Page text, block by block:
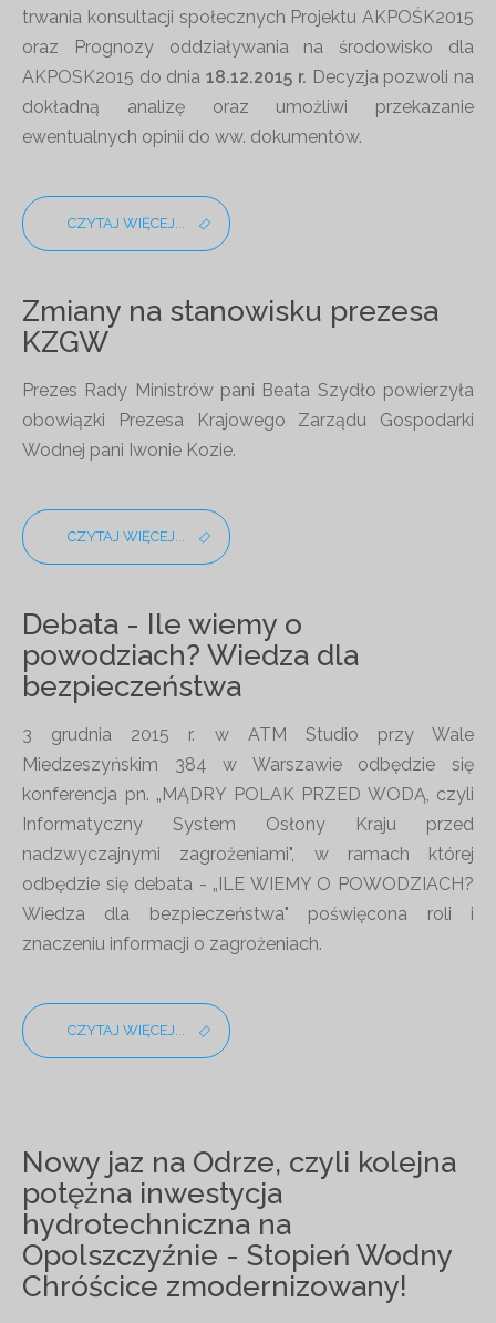
trwania konsultacji społecznych Projektu AKPOŚK2015
oraz Prognozy oddziaływania na środowisko dla
AKPOSK2015 do dnia18.12.2015 r. Decyzja pozwoli na
dokładną analizę oraz umożliwi przekazanie
ewentualnych opinii do ww. dokumentów.
CZYTAJ WIĘCEJ...
Zmiany na stanowisku prezesa
KZGW
Prezes Rady Ministrów pani Beata Szydło powierzyła
obowiązki Prezesa Krajowego Zarządu Gospodarki
Wodnej pani Iwonie Kozie.
CZYTAJ WIĘCEJ...
Debata - Ile wiemy o
powodziach? Wiedza dla
bezpieczeństwa
3 grudnia 2015 r. w ATM Studio przy Wale
Miedzeszyńskim 384 w Warszawie odbędzie się
konferencja pn. „MĄDRY POLAK PRZED WODĄ, czyli
Informatyczny System Osłony Kraju przed
nadzwyczajnymi zagrożeniami", w ramach której
odbędzie się debata - „ILE WIEMY O POWODZIACH?
Wiedza dla bezpieczeństwa" poświęcona roli i
znaczeniu informacji o zagrożeniach.
CZYTAJ WIĘCEJ...
Nowy jaz na Odrze, czyli kolejna
potężna inwestycja
hydrotechniczna na
Opolszczyźnie - Stopień Wodny
Chróścice zmodernizowany!